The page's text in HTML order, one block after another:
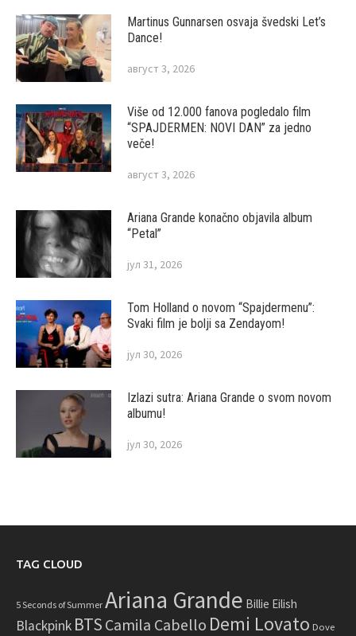
Martinus Gunnarsen osvaja švedski Let’s
Dance!
август 3, 2026
Više od 12.000 fanova pogledalo film
“SPAJDERMEN: NOVI DAN” za jedno
veče!
август 3, 2026
Ariana Grande konačno objavila album
“Petal”
јул 31, 2026
Tom Holland o novom “Spajdermenu”:
Svaki film je bolji sa Zendayom!
јул 30, 2026
Izlazi sutra: Ariana Grande o svom novom
albumu!
јул 30, 2026
TAG CLOUD
5 Seconds of Summer Ariana Grande Billie Eilish
Blackpink BTS Camila Cabello Demi Lovato Dove